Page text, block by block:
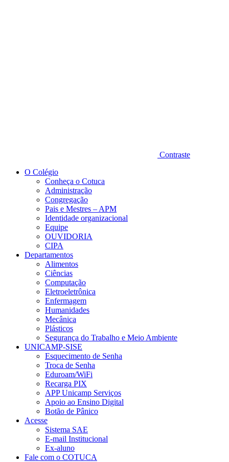
Contraste
O Colégio
Conheça o Cotuca
Administração
Congregação
Pais e Mestres – APM
Identidade organizacional
Equipe
OUVIDORIA
CIPA
Departamentos
Alimentos
Ciências
Computação
Eletroeletrônica
Enfermagem
Humanidades
Mecânica
Plásticos
Segurança do Trabalho e Meio Ambiente
UNICAMP-SISE
Esquecimento de Senha
Troca de Senha
Eduroam/WiFi
Recarga PIX
APP Unicamp Serviços
Apoio ao Ensino Digital
Botão de Pânico
Acesse
Sistema SAE
E-mail Institucional
Ex-aluno
Fale com o COTUCA